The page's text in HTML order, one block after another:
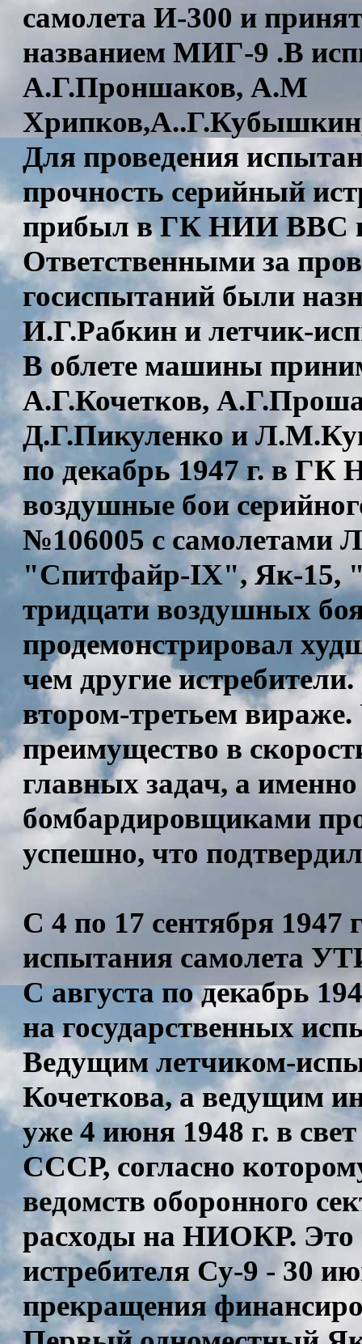
самолета И-300 и
названием МИГ-9 .В
А.Г.Проншаков, А.М
Для проведения
прочность серийный
прибыл в ГК НИИ ВВС
Ответственными за
госиспытаний были
И.Г.Рабкин и летчик-
В облете машины
А.Г.Кочетков,
Д.Г.Пикуленко и
по декабрь 1947 г. в
воздушные бои
№106005 с самолетами
"Спитфайр-IX", Як-15,
тридцати воздушных
продемонстрировал
чем другие
втором-третьем
преимущество в
главных задач, а именно
бомбардировщиками
успешно, что
С 4 по 17 сентября 1947
испытания самолета
С августа по декабрь
на государственных
Ведущим летчиком-
Кочеткова, а ведущим
уже 4 июня 1948 г. в
СССР, согласно
ведомств оборонного
расходы на НИОКР. Это
истребителя Су-9 - 30
прекращения